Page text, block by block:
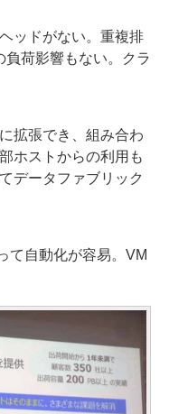
ッドがない。重複排
負荷影響もない。クラ
拡張でき、組み合わ
ホストからの利用も
データファブリック
て自動化が容易。VM